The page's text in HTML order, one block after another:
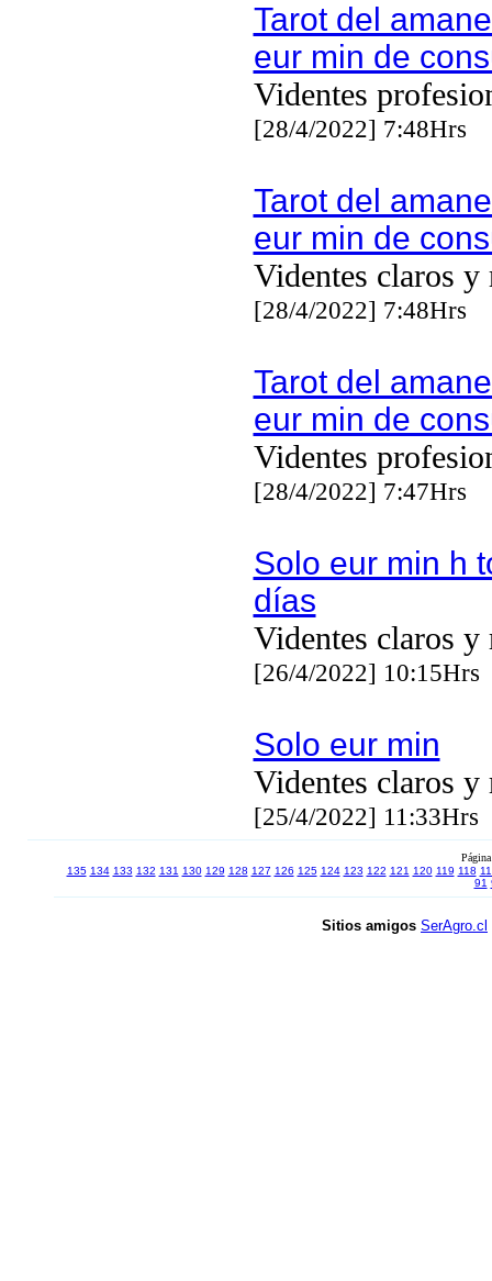
Tarot del
eur min de
Videntes
[28/4/2022] 7:48Hrs
Tarot del
eur min de
Videntes claros y
[28/4/2022] 7:48Hrs
Tarot del
eur min de
Videntes
[28/4/2022] 7:47Hrs
Solo eur min h
días
Videntes claros y
[26/4/2022] 10:15Hrs
Solo eur min
Videntes claros y
[25/4/2022] 11:33Hrs
135 134 133 132 131 130 129 128 127 126 125 124 123 122 121 120 119 118
91
Sitios amigos SerAgro.cl